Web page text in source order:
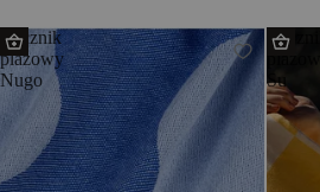
Ręcznik
plażowy
Nugo
Ręcznik
Su